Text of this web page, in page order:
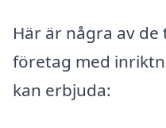
Här är några av
företag med
kan erbjuda: